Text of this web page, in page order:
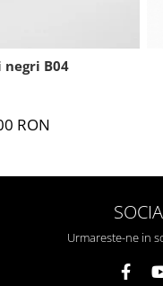
negri B04
RON
Urmareste-ne in